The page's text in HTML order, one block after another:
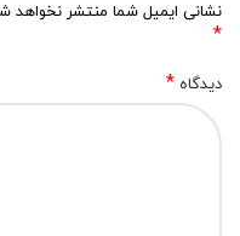
نشانی ایمیل شما منتشر نخواهد
*
دیدگاه *